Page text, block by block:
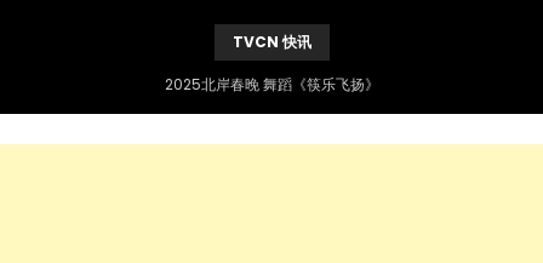
TVCN 快讯
2025北岸春晚 舞蹈《筷乐飞扬》